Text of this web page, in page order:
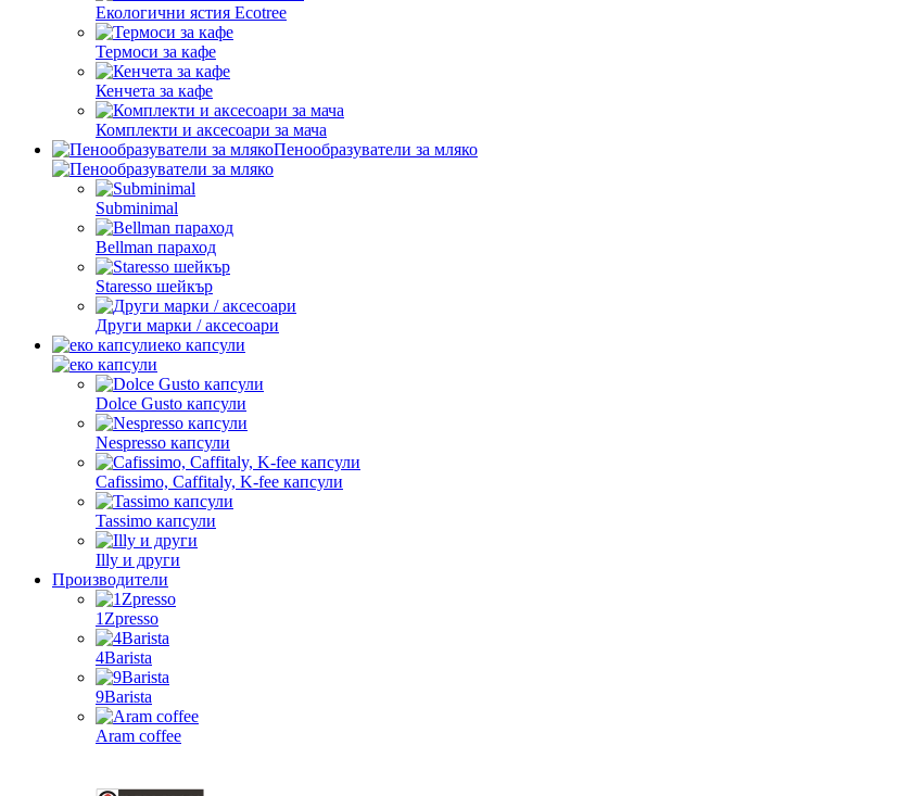
Екологични ястия Ecotree
Термоси за кафе
Кенчета за кафе
Комплекти и аксесоари за мача
Пенообразуватели за мляко
Subminimal
Bellman параход
Staresso шейкър
Други марки / аксесоари
еко капсули
Dolce Gusto капсули
Nespresso капсули
Cafissimo, Caffitaly, K-fee капсули
Tassimo капсули
Illy и други
Производители
1Zpresso
4Barista
9Barista
Aram coffee